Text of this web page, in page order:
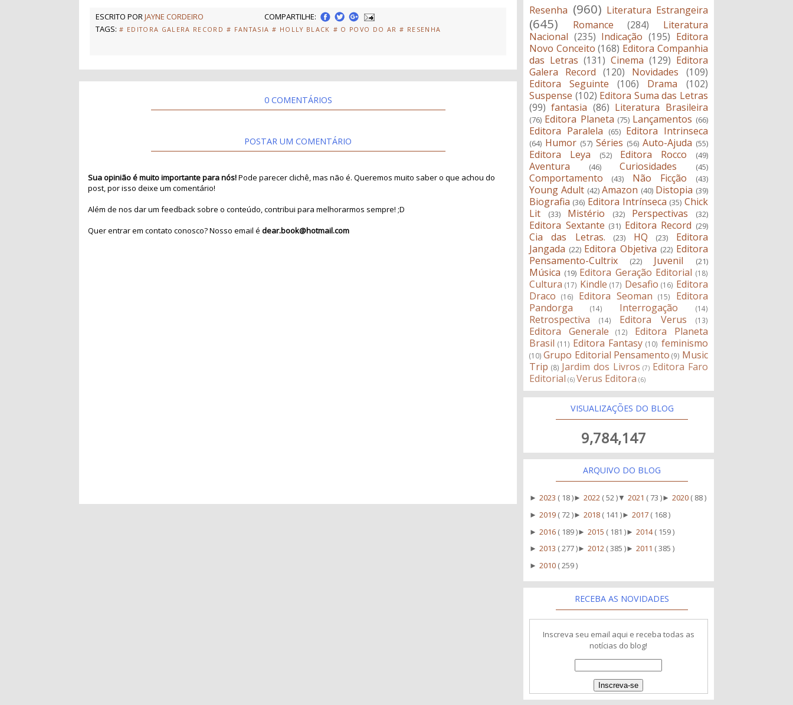
ESCRITO PORJAYNE CORDEIRO
COMPARTILHE:
TAGS: # EDITORA GALERA RECORD # FANTASIA # HOLLY BLACK # O POVO DO AR # RESENHA
0 COMENTÁRIOS
POSTAR UM COMENTÁRIO
Sua opinião é muito importante para nós!Pode parecer clichê, mas não é. Queremos muito saber o que achou do
post, por isso deixe um comentário!
Além de nos dar um feedback sobre o conteúdo, contribui para melhorarmos sempre! ;D
Quer entrar em contato conosco? Nosso email édear.book@hotmail.com
Resenha (960) Literatura Estrangeira
(645) Romance (284)
Literatura
Nacional (235) Indicação (195) Editora
Novo Conceito (168) Editora Companhia
das Letras (131) Cinema (129) Editora
Galera Record
(120) Novidades
(109)
Editora Seguinte
(106) Drama
(102)
Suspense (102) Editora Suma das Letras
(99) fantasia (86) Literatura Brasileira
(76) Editora Planeta (75) Lançamentos (66)
Editora Paralela (65) Editora Intrinseca
(64) Humor (57) Séries (56) Auto-Ajuda (55)
Editora Leya (52) Editora Rocco (49)
Aventura (46) Curiosidades (45)
Comportamento (43) Não Ficção (43)
Young Adult (42) Amazon (40) Distopia (39)
Biografia (36) Editora Intrínseca (35) Chick
Lit
(33) Mistério (32) Perspectivas (32)
Editora Sextante (31) Editora Record (29)
Cia das Letras. (23) HQ (23)
Editora
Jangada (22) Editora Objetiva (22) Editora
Pensamento-Cultrix
(22) Juvenil (21)
Música (19) Editora Geração Editorial (18)
Cultura (17) Kindle (17) Desafio (16) Editora
Draco
(16) Editora Seoman (15)
Editora
Pandorga
(14) Interrogação (14)
Retrospectiva (14) Editora Verus (13)
Editora Generale (12)
Editora Planeta
Brasil (11) Editora Fantasy (10) feminismo
(10) Grupo Editorial Pensamento (9) Music
Trip (8) Jardim dos Livros (7) Editora Faro
Editorial (6) Verus Editora (6)
VISUALIZAÇÕES DO BLOG
9,784,147
ARQUIVO DO BLOG
►2023 ( 18 )►2022 ( 52 ) ▼2021 ( 73 )►2020 ( 88 )
►2019 ( 72 )►2018 ( 141 )►2017 ( 168 )
►2016 ( 189 )►2015 ( 181 )►2014( 159 )
►2013 ( 277 )►2012 ( 385 )►2011 ( 385 )
►2010 ( 259 )
RECEBA AS NOVIDADES
Inscreva seu email aqui e receba todas as
notícias do blog!